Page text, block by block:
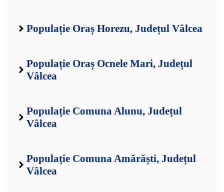
Populație Oraș Horezu, Județul Vâlcea
Populație Oraș Ocnele Mari, Județul
Vâlcea
Populație Comuna Alunu, Județul
Vâlcea
Populație Comuna Amărăști, Județul
Vâlcea